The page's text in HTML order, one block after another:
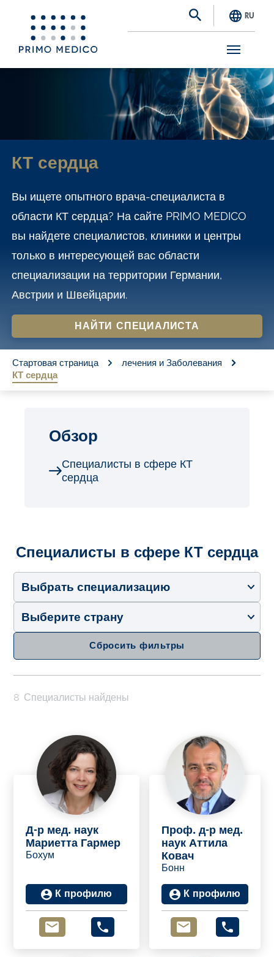
S
RU
КТ сердца
Вы ищете опытного врача-специалиста в
области КТ сердца? На сайте PRIMO MEDICO
вы найдете специалистов, клиники и центры
только в интересующей вас области
специализации на территории Германии,
Австрии и Швейцарии.
НАЙТИ СПЕЦИАЛИСТА
You are here:
Стартовая страница
лечения и Заболевания
КТ сердца
Обзор
Специалисты в сфере КТ
сердца
Специалисты в сфере КТ сердца
Выбрать специализацию
Выберите страну
Сбросить фильтры
8 Специалисты найдены
Д-р мед. наук
Мариетта Гармер
Бохум
К профилю
Проф. д-р мед.
наук Аттила
Ковач
Бонн
К профилю